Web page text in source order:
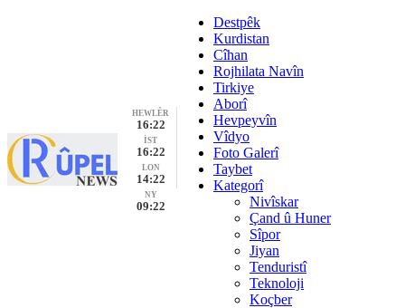
HEWLÊR
16:22
İST
16:22
LON
14:22
NY
09:22
Destpêk
Kurdistan
Cîhan
Rojhilata Navîn
Tirkiye
Aborî
Hevpeyvîn
Vîdyo
Foto Galerî
Taybet
Kategorî
Nivîskar
Çand û Huner
Sîpor
Jiyan
Tenduristî
Teknoloji
Koçber